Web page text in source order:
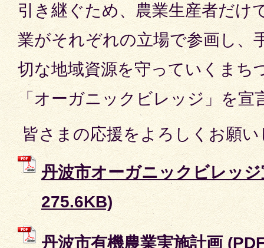
引き継ぐため、農業生産者だけ
業がそれぞれの立場で参画し、
切な地域資源を守っていくまち
「オーガニックビレッジ」を宣
皆さまの応援をよろしくお願い
丹波市オーガニックビレッ
275.6KB)
丹波市有機農業実施計画